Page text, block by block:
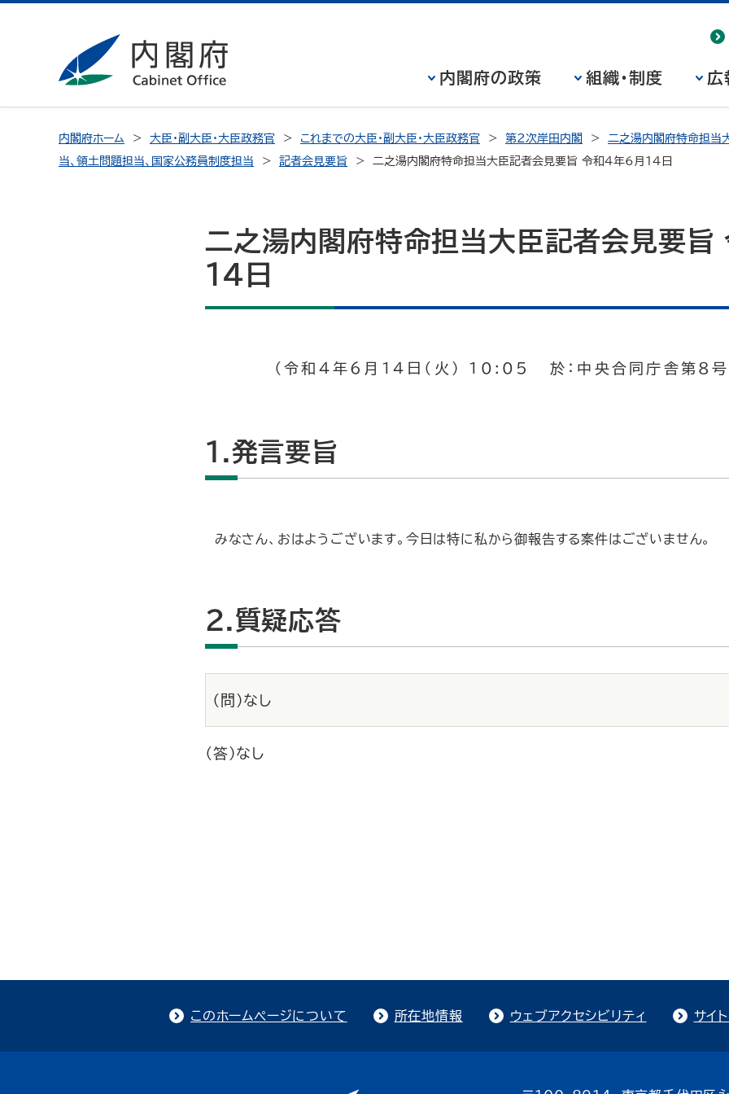
内閣府の政策 組織・制度 広
内閣府ホーム 大臣・副大臣・大臣政務官 これまでの大臣・副大臣・大臣政務官 第2次岸田内閣
二之湯内閣府特命担当
当、領土問題担当、国家公務員制度担当
記者会見要旨 二之湯内閣府特命担当大臣記者会見要旨 令和4年6月14日
二之湯内閣府特命担当大臣記者会見要旨
14日
（令和4年6月14日（火） 10:05 於：中央合同庁舎第８号
1.発言要旨
みなさん、おはようございます。今日は特に私から御報告する案件はございません。
2.質疑応答
（問）なし
（答）なし
このホームページについて 所在地情報 ウェブアクセシビリティ サイ